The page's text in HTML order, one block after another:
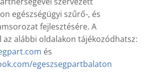
egészségügyi szűrő-, és
fejlesztésére. A
alábbi oldalakon tájékozódhatsz:
és
egeszsegpartbalaton